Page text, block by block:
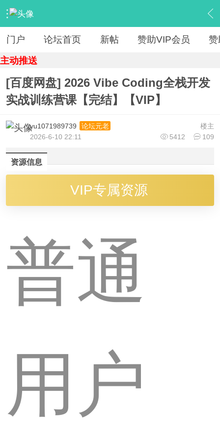
› 【 资源区 】 › 『IT教程新版』 › 内容
门户 论坛首页 新帖 赞助VIP会员 赞
主动推送
[百度网盘] 2026 Vibe Coding全栈开发
实战训练营课【完结】【VIP】
楼主
yu1071989739
论坛元老
5412
109
2026-6-10 22:11
资源信息
VIP专属资源
普通
用户